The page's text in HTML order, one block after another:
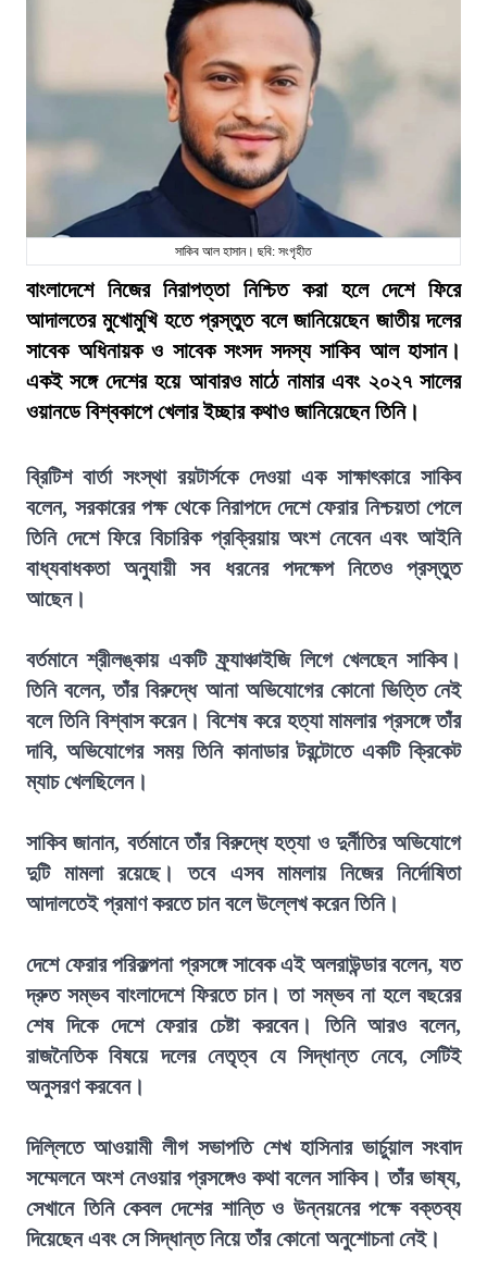
সাকিব আল হাসান। ছবি: সংগৃহীত
বাংলাদেশে নিজের নিরাপত্তা নিশ্চিত করা হলে দেশে ফিরে
আদালতের মুখোমুখি হতে প্রস্তুত বলে জানিয়েছেন জাতীয় দলের
সাবেক অধিনায়ক ও সাবেক সংসদ সদস্য সাকিব আল হাসান।
একই সঙ্গে দেশের হয়ে আবারও মাঠে নামার এবং ২০২৭ সালের
ওয়ানডে বিশ্বকাপে খেলার ইচ্ছার কথাও জানিয়েছেন তিনি।
ব্রিটিশ বার্তা সংস্থা রয়টার্সকে দেওয়া এক সাক্ষাৎকারে সাকিব
বলেন, সরকারের পক্ষ থেকে নিরাপদে দেশে ফেরার নিশ্চয়তা পেলে
তিনি দেশে ফিরে বিচারিক প্রক্রিয়ায় অংশ নেবেন এবং আইনি
বাধ্যবাধকতা অনুযায়ী সব ধরনের পদক্ষেপ নিতেও প্রস্তুত
আছেন।
বর্তমানে শ্রীলঙ্কায় একটি ফ্র্যাঞ্চাইজি লিগে খেলছেন সাকিব।
তিনি বলেন, তাঁর বিরুদ্ধে আনা অভিযোগের কোনো ভিত্তি নেই
বলে তিনি বিশ্বাস করেন। বিশেষ করে হত্যা মামলার প্রসঙ্গে তাঁর
দাবি, অভিযোগের সময় তিনি কানাডার টরন্টোতে একটি ক্রিকেট
ম্যাচ খেলছিলেন।
সাকিব জানান, বর্তমানে তাঁর বিরুদ্ধে হত্যা ও দুর্নীতির অভিযোগে
দুটি মামলা রয়েছে। তবে এসব মামলায় নিজের নির্দোষিতা
আদালতেই প্রমাণ করতে চান বলে উল্লেখ করেন তিনি।
দেশে ফেরার পরিকল্পনা প্রসঙ্গে সাবেক এই অলরাউন্ডার বলেন, যত
দ্রুত সম্ভব বাংলাদেশে ফিরতে চান। তা সম্ভব না হলে বছরের
শেষ দিকে দেশে ফেরার চেষ্টা করবেন। তিনি আরও বলেন,
রাজনৈতিক বিষয়ে দলের নেতৃত্ব যে সিদ্ধান্ত নেবে, সেটিই
অনুসরণ করবেন।
দিল্লিতে আওয়ামী লীগ সভাপতি শেখ হাসিনার ভার্চুয়াল সংবাদ
সম্মেলনে অংশ নেওয়ার প্রসঙ্গেও কথা বলেন সাকিব। তাঁর ভাষ্য,
সেখানে তিনি কেবল দেশের শান্তি ও উন্নয়নের পক্ষে বক্তব্য
দিয়েছেন এবং সে সিদ্ধান্ত নিয়ে তাঁর কোনো অনুশোচনা নেই।